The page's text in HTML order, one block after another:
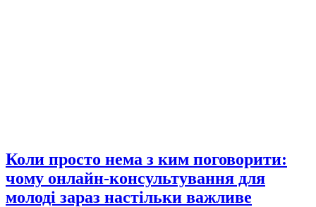
Коли просто нема з ким поговорити:
чому онлайн-консультування для
молоді зараз настільки важливе